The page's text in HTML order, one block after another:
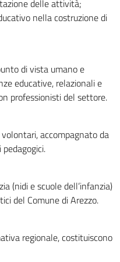
delle attività;
nella costruzione di
di vista umano e
educative, relazionali e
professionisti del settore.
accompagnato da
(nidi e scuole dell’infanzia)
del Comune di Arezzo.
regionale, costituiscono